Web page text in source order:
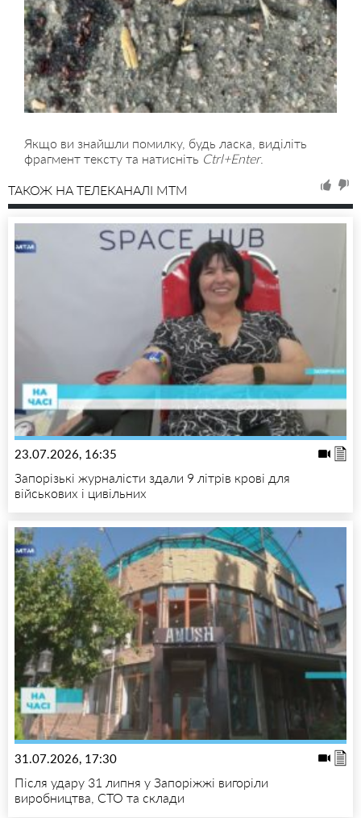
Якщо ви знайшли помилку, будь ласка, виділіть
фрагмент тексту та натисніть Ctrl+Enter.
ТАКОЖ НА ТЕЛЕКАНАЛІ MTM
23.07.2026, 16:35
Запорізькі журналісти здали 9 літрів крові для
військових і цивільних
31.07.2026, 17:30
Після удару 31 липня у Запоріжжі вигоріли
виробництва, СТО та склади